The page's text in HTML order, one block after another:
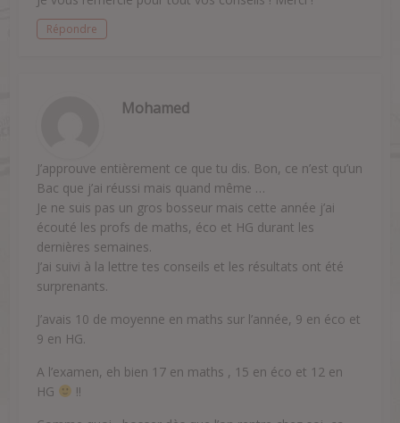
Répondre
Mohamed
J’approuve entièrement ce que tu dis. Bon, ce n’est qu’un
Bac que j’ai réussi mais quand même …
Je ne suis pas un gros bosseur mais cette année j’ai
écouté les profs de maths, éco et HG durant les
dernières semaines.
J’ai suivi à la lettre tes conseils et les résultats ont été
surprenants.
J’avais 10 de moyenne en maths sur l’année, 9 en éco et
9 en HG.
A l’examen, eh bien 17 en maths , 15 en éco et 12 en
HG
!!